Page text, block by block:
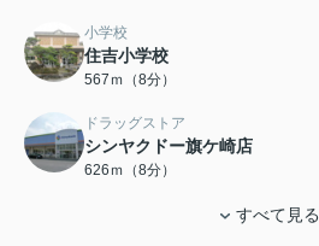
小学校
住吉小学校
567ｍ（8分）
ドラッグストア
シンヤクドー旗ケ崎店
626ｍ（8分）
すべて見る